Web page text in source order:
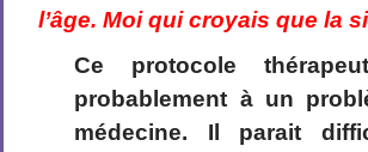
l’âge. Moi qui croyais que la
Ce protocole
probablement à un
médecine. Il parait